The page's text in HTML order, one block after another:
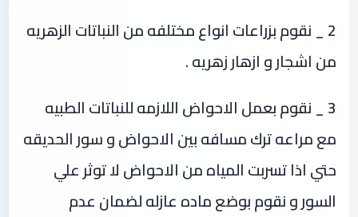
2 _ نقوم بزراعات انواع مختلفه من النباتات الزهريه
من اشجار و ازهار زهريه .
3 _ نقوم بعمل الاحواض اللازمه للنباتات الطبيه
مع مراعه ترك مسافه بين الاحواض و سور الحديقه
حتي اذا تسربت المياه من الاحواض لا توثر علي
السور و نقوم بوضع ماده عازله لضمان عدم